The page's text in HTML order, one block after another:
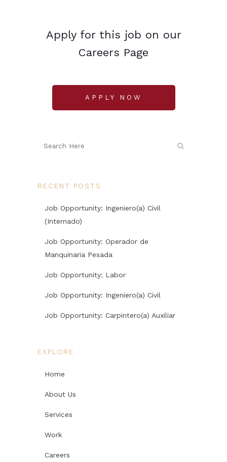
Apply for this job on our
Careers Page
APPLY NOW
RECENT POSTS
Job Opportunity: Ingeniero(a) Civil
(Internado)
Job Opportunity: Operador de
Manquinaria Pesada
Job Opportunity: Labor
Job Opportunity: Ingeniero(a) Civil
Job Opportunity: Carpintero(a) Auxiliar
EXPLORE
Home
About Us
Services
Work
Careers